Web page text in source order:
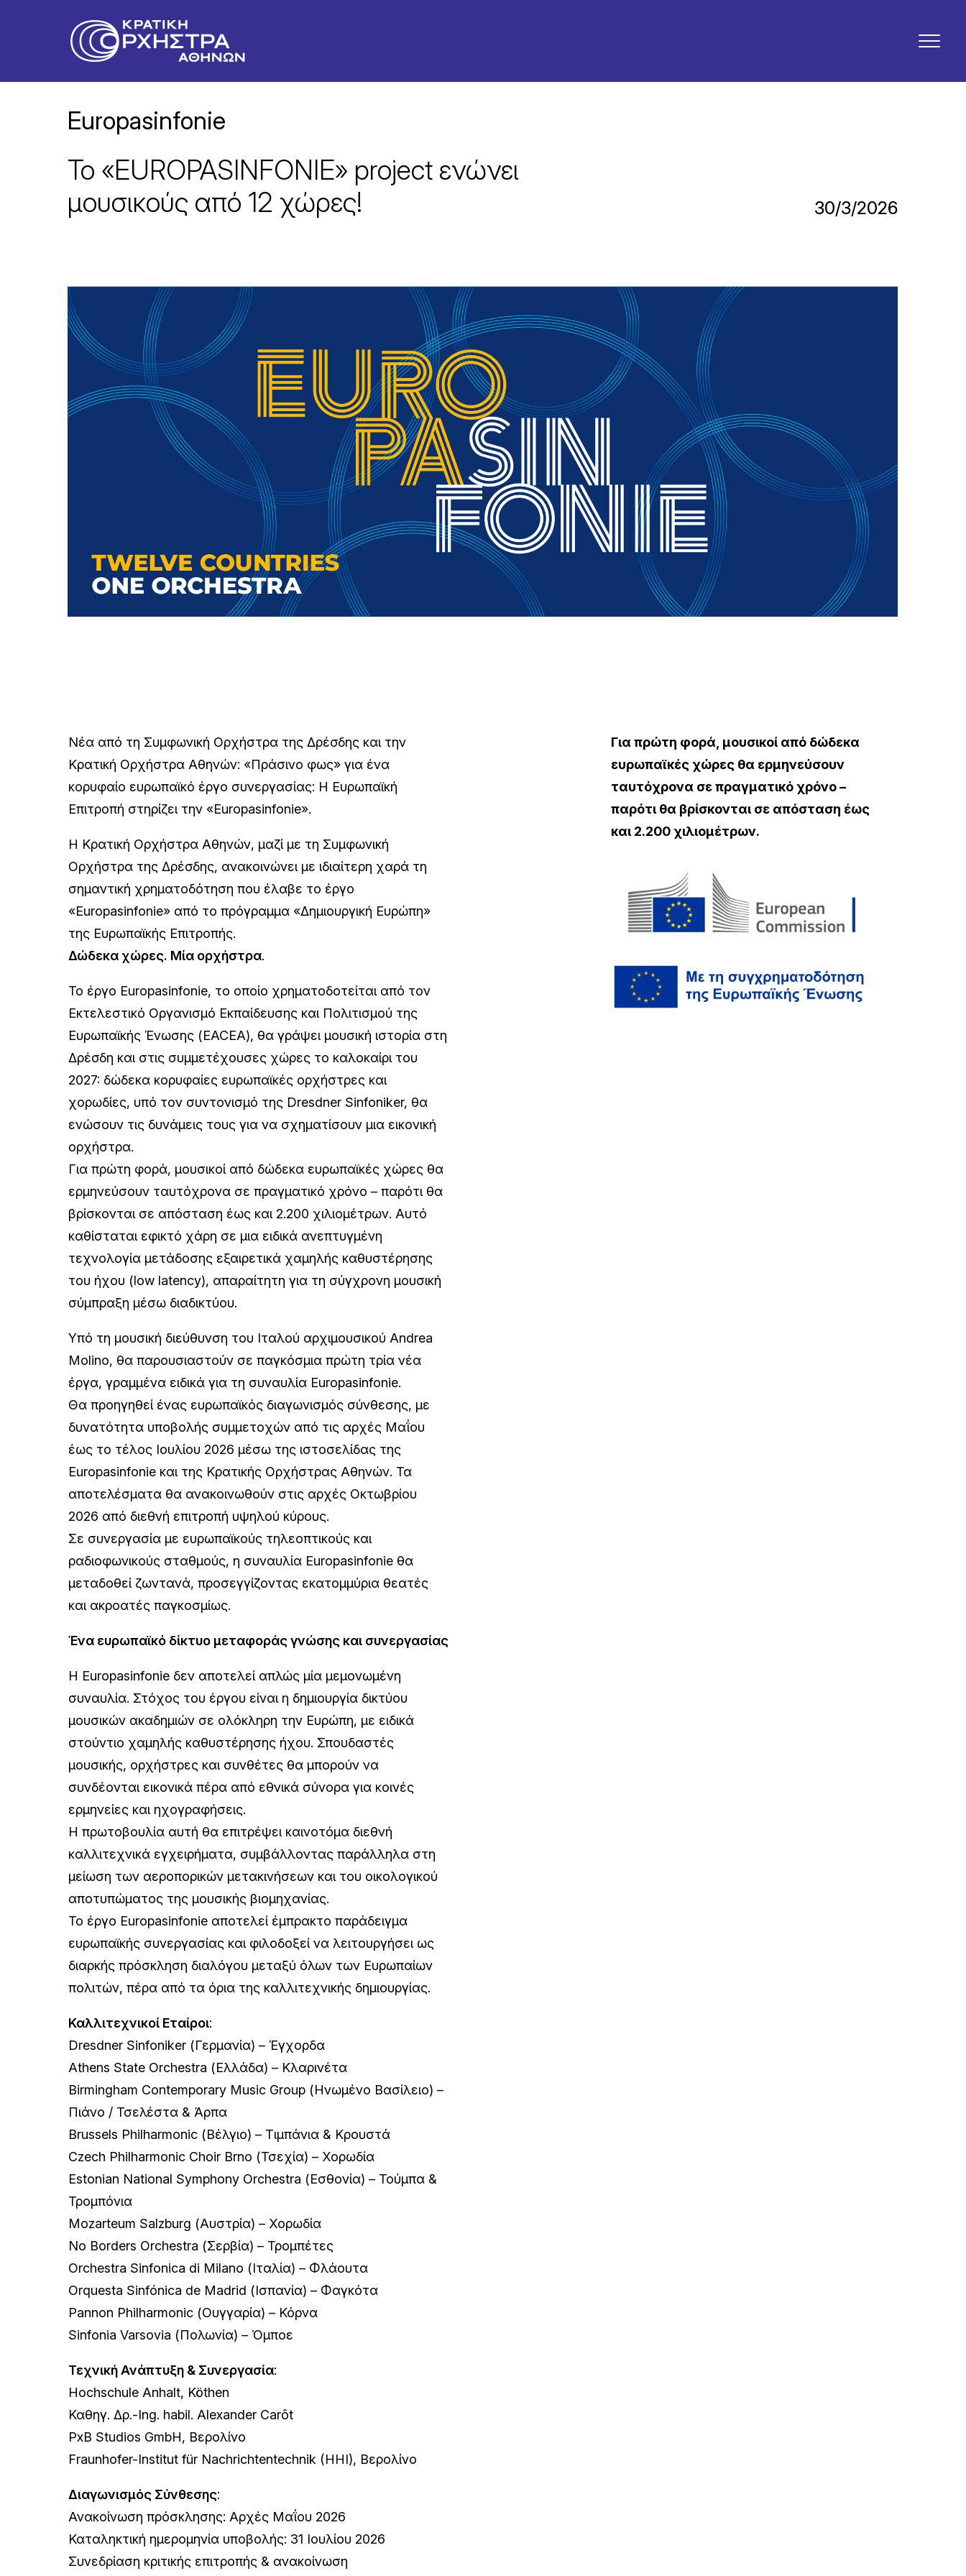
Europasinfonie
Το «EUROPASINFONIE» project ενώνει
μουσικούς από 12 χώρες!
30/3/2026
Νέα από τη Συμφωνική Ορχήστρα της Δρέσδης και την
Κρατική Ορχήστρα Αθηνών: «Πράσινο φως» για ένα
κορυφαίο ευρωπαϊκό έργο συνεργασίας: Η Ευρωπαϊκή
Επιτροπή στηρίζει την «Europasinfonie».
Η Κρατική Ορχήστρα Αθηνών, μαζί με τη Συμφωνική
Ορχήστρα της Δρέσδης, ανακοινώνει με ιδιαίτερη χαρά τη
σημαντική χρηματοδότηση που έλαβε το έργο
«Europasinfonie» από το πρόγραμμα «Δημιουργική Ευρώπη»
της Ευρωπαϊκής Επιτροπής.
Δώδεκα χώρες. Μία ορχήστρα.
Το έργο Europasinfonie, το οποίο χρηματοδοτείται από τον
Εκτελεστικό Οργανισμό Εκπαίδευσης και Πολιτισμού της
Ευρωπαϊκής Ένωσης (EACEA), θα γράψει μουσική ιστορία στη
Δρέσδη και στις συμμετέχουσες χώρες το καλοκαίρι του
2027: δώδεκα κορυφαίες ευρωπαϊκές ορχήστρες και
χορωδίες, υπό τον συντονισμό της Dresdner Sinfoniker, θα
ενώσουν τις δυνάμεις τους για να σχηματίσουν μια εικονική
ορχήστρα.
Για πρώτη φορά, μουσικοί από δώδεκα ευρωπαϊκές χώρες θα
ερμηνεύσουν ταυτόχρονα σε πραγματικό χρόνο – παρότι θα
βρίσκονται σε απόσταση έως και 2.200 χιλιομέτρων. Αυτό
καθίσταται εφικτό χάρη σε μια ειδικά ανεπτυγμένη
τεχνολογία μετάδοσης εξαιρετικά χαμηλής καθυστέρησης
του ήχου (low latency), απαραίτητη για τη σύγχρονη μουσική
σύμπραξη μέσω διαδικτύου.
Υπό τη μουσική διεύθυνση του Ιταλού αρχιμουσικού Andrea
Molino, θα παρουσιαστούν σε παγκόσμια πρώτη τρία νέα
έργα, γραμμένα ειδικά για τη συναυλία Europasinfonie.
Θα προηγηθεί ένας ευρωπαϊκός διαγωνισμός σύνθεσης, με
δυνατότητα υποβολής συμμετοχών από τις αρχές Μαΐου
έως το τέλος Ιουλίου 2026 μέσω της ιστοσελίδας της
Europasinfonie και της Κρατικής Ορχήστρας Αθηνών. Τα
αποτελέσματα θα ανακοινωθούν στις αρχές Οκτωβρίου
2026 από διεθνή επιτροπή υψηλού κύρους.
Σε συνεργασία με ευρωπαϊκούς τηλεοπτικούς και
ραδιοφωνικούς σταθμούς, η συναυλία Europasinfonie θα
μεταδοθεί ζωντανά, προσεγγίζοντας εκατομμύρια θεατές
και ακροατές παγκοσμίως.
Ένα ευρωπαϊκό δίκτυο μεταφοράς γνώσης και συνεργασίας
Η Europasinfonie δεν αποτελεί απλώς μία μεμονωμένη
συναυλία. Στόχος του έργου είναι η δημιουργία δικτύου
μουσικών ακαδημιών σε ολόκληρη την Ευρώπη, με ειδικά
στούντιο χαμηλής καθυστέρησης ήχου. Σπουδαστές
μουσικής, ορχήστρες και συνθέτες θα μπορούν να
συνδέονται εικονικά πέρα από εθνικά σύνορα για κοινές
ερμηνείες και ηχογραφήσεις.
Η πρωτοβουλία αυτή θα επιτρέψει καινοτόμα διεθνή
καλλιτεχνικά εγχειρήματα, συμβάλλοντας παράλληλα στη
μείωση των αεροπορικών μετακινήσεων και του οικολογικού
αποτυπώματος της μουσικής βιομηχανίας.
Το έργο Europasinfonie αποτελεί έμπρακτο παράδειγμα
ευρωπαϊκής συνεργασίας και φιλοδοξεί να λειτουργήσει ως
διαρκής πρόσκληση διαλόγου μεταξύ όλων των Ευρωπαίων
πολιτών, πέρα από τα όρια της καλλιτεχνικής δημιουργίας.
Καλλιτεχνικοί Εταίροι:
Dresdner Sinfoniker (Γερμανία) – Έγχορδα
Athens State Orchestra (Ελλάδα) – Κλαρινέτα
Birmingham Contemporary Music Group (Ηνωμένο Βασίλειο) –
Πιάνο / Τσελέστα & Άρπα
Brussels Philharmonic (Βέλγιο) – Τιμπάνια & Κρουστά
Czech Philharmonic Choir Brno (Τσεχία) – Χορωδία
Estonian National Symphony Orchestra (Εσθονία) – Τούμπα &
Τρομπόνια
Mozarteum Salzburg (Αυστρία) – Χορωδία
No Borders Orchestra (Σερβία) – Τρομπέτες
Orchestra Sinfonica di Milano (Ιταλία) – Φλάουτα
Orquesta Sinfónica de Madrid (Ισπανία) – Φαγκότα
Pannon Philharmonic (Ουγγαρία) – Κόρνα
Sinfonia Varsovia (Πολωνία) – Όμποε
Τεχνική Ανάπτυξη & Συνεργασία:
Hochschule Anhalt, Köthen
Καθηγ. Δρ.-Ing. habil. Alexander Carôt
PxB Studios GmbH, Βερολίνο
Fraunhofer-Institut für Nachrichtentechnik (HHI), Βερολίνο
Διαγωνισμός Σύνθεσης:
Ανακοίνωση πρόσκλησης: Αρχές Μαΐου 2026
Καταληκτική ημερομηνία υποβολής: 31 Ιουλίου 2026
Συνεδρίαση κριτικής επιτροπής & ανακοίνωση
Για πρώτη φορά, μουσικοί από δώδεκα
ευρωπαϊκές χώρες θα ερμηνεύσουν
ταυτόχρονα σε πραγματικό χρόνο –
παρότι θα βρίσκονται σε απόσταση έως
και 2.200 χιλιομέτρων.